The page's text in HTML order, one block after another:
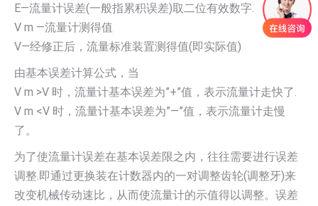
E—流量计误差(一般指累积误差)取二位有效数字.
V m —流量计测得值
V—经修正后，流量标准装置测得值(即实际值)
由基本误差计算公式，当
V m >V 时，流量计基本误差为”+”值，表示流量计走快了.
V m <V 时，流量计基本误差为”—”值，表示流量计走慢
了。
为了使流量计误差在基本误差限之内，往往需要进行误差
调整.即通过更换装在计数器内的一对调整齿轮(调整牙)来
改变机械传动速比，从而使流量计的示值得以调整。误差